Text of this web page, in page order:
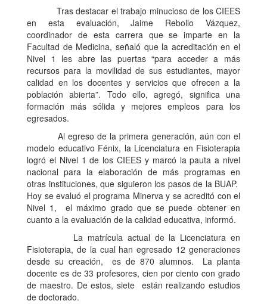
Tras destacar el trabajo minucioso de los CIEES
en esta evaluación, Jaime Rebollo Vázquez,
coordinador de esta carrera que se imparte en la
Facultad de Medicina, señaló que la acreditación en el
Nivel 1 les abre las puertas “para acceder a más
recursos para la movilidad de sus estudiantes, mayor
calidad en los docentes y servicios que ofrecen a la
población abierta”. Todo ello, agregó, significa una
formación más sólida y mejores empleos para los
egresados.
Al egreso de la primera generación, aún con el
modelo educativo Fénix, la Licenciatura en Fisioterapia
logró el Nivel 1 de los CIEES y marcó la pauta a nivel
nacional para la elaboración de más programas en
otras instituciones, que siguieron los pasos de la BUAP.
Hoy se evaluó el programa Minerva y se acreditó con el
Nivel 1, el máximo grado que se puede obtener en
cuanto a la evaluación de la calidad educativa, informó.
La matrícula actual de la Licenciatura en
Fisioterapia, de la cual han egresado 12 generaciones
desde su creación, es de 870 alumnos. La planta
docente es de 33 profesores, cien por ciento con grado
de maestro. De estos, siete están realizando estudios
de doctorado.